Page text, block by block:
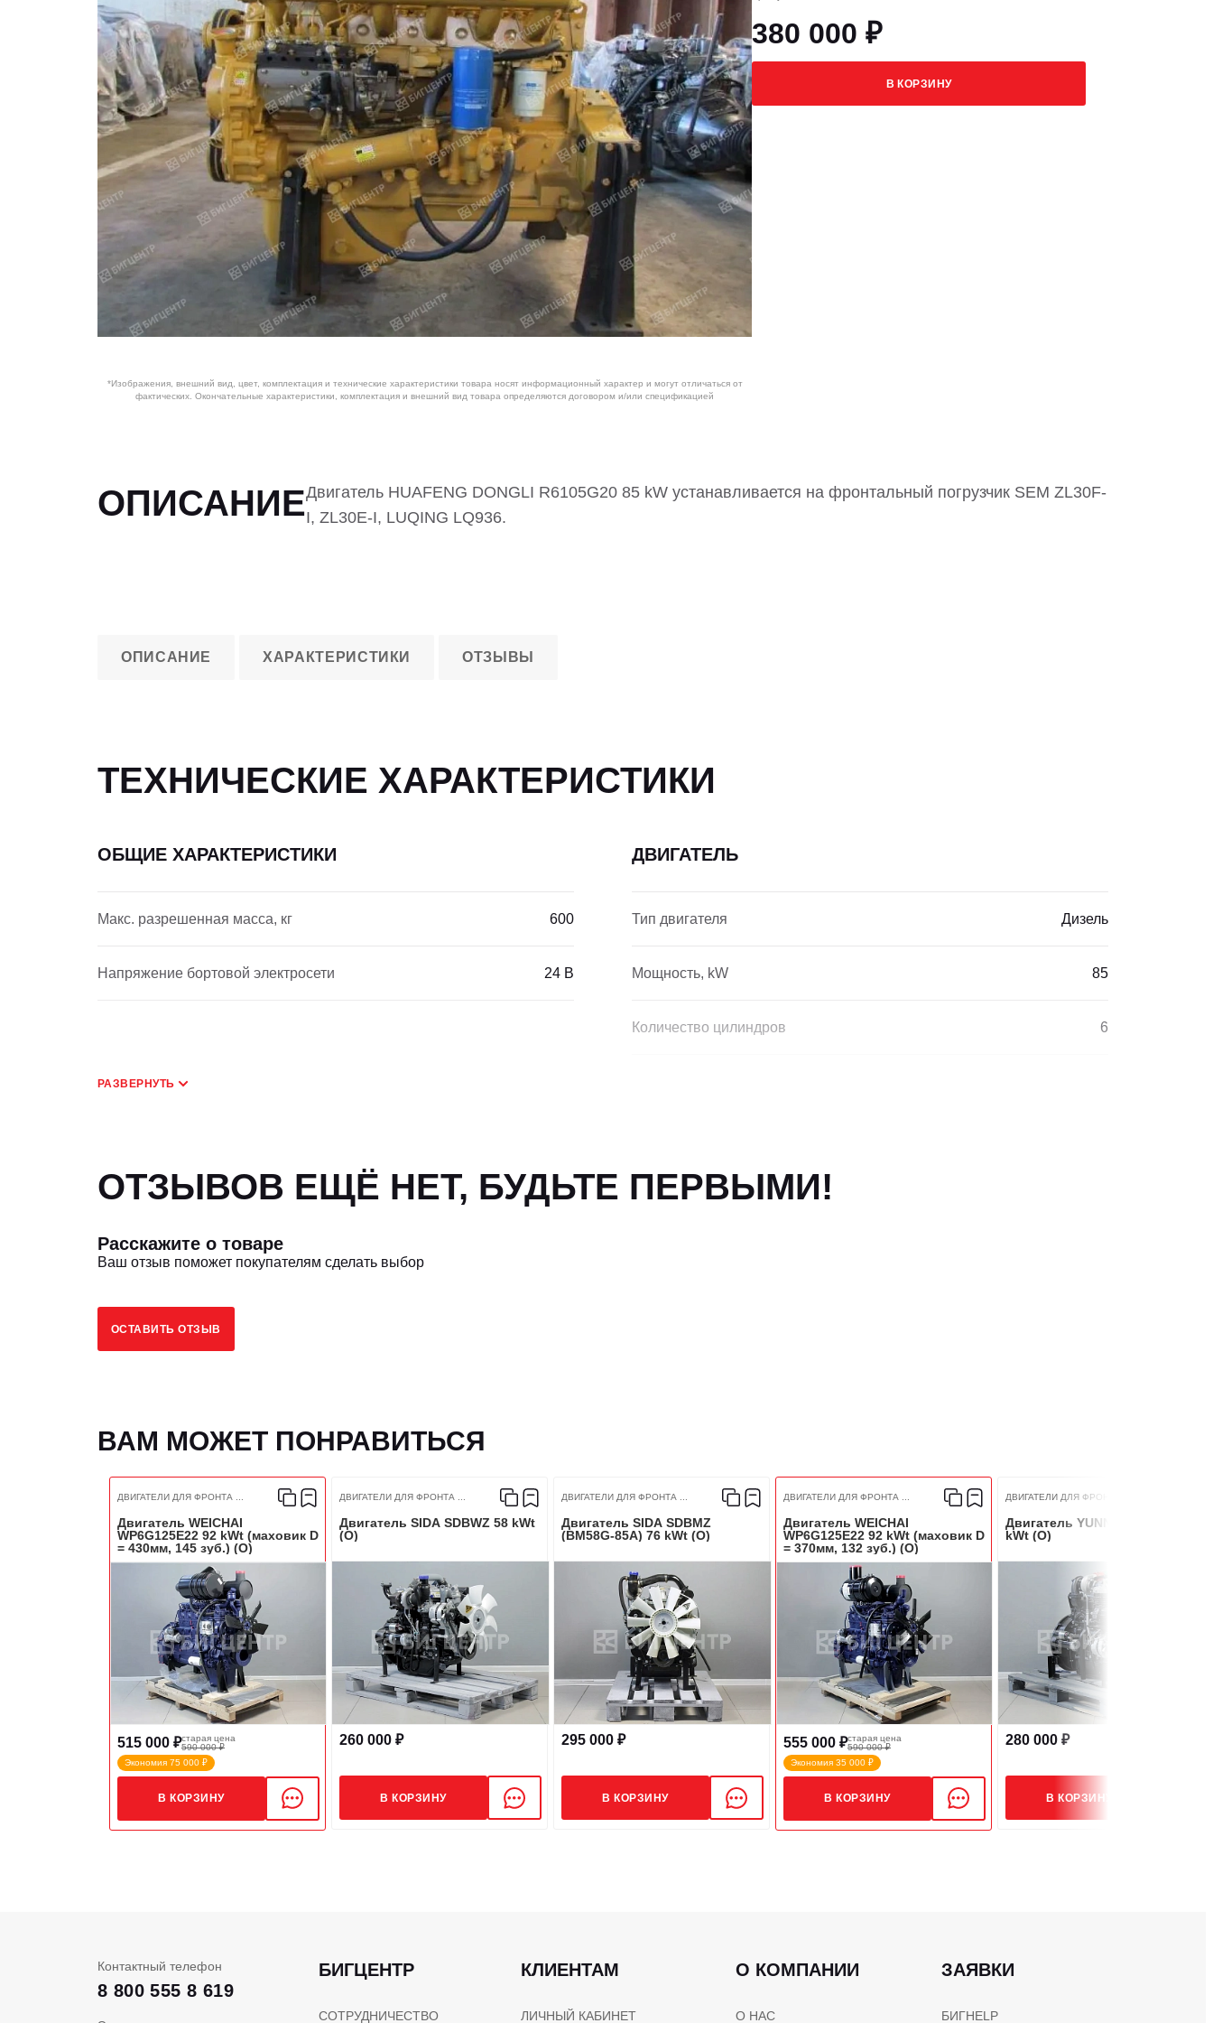
ОБОРУДОВАНИЕ
ЭЛЕКТРОСТАНЦИИ
ШИНЫ
ДВИГАТЕЛИ
КАБИНЫ
ЗАПЧАСТИ
ФИЛЬТРЫ
ГСМ
*Изображения, внешний вид, цвет, комплектация и технические характеристики товара носят информационный характер и могут отличаться от
фактических. Окончательные характеристики, комплектация и внешний вид товара определяются договором и/или спецификацией
380 000 ₽
В КОРЗИНУ
ОПИСАНИЕДвигатель HUAFENG DONGLI R6105G20 85 kW устанавливается на фронтальный погрузчик SEM ZL30F-
I, ZL30E-I, LUQING LQ936.
ОПИСАНИЕ ХАРАКТЕРИСТИКИ ОТЗЫВЫ
ТЕХНИЧЕСКИЕ ХАРАКТЕРИСТИКИ
ОБЩИЕ ХАРАКТЕРИСТИКИ
Макс. разрешенная масса, кг 600
Напряжение бортовой электросети 24 В
ДВИГАТЕЛЬ
Тип двигателя Дизель
Мощность, kW 85
Количество цилиндров 6
РАЗВЕРНУТЬ
ОТЗЫВОВ ЕЩЁ НЕТ, БУДЬТЕ ПЕРВЫМИ!
Расскажите о товаре
Ваш отзыв поможет покупателям сделать выбор
ОСТАВИТЬ ОТЗЫВ
ВАМ МОЖЕТ ПОНРАВИТЬСЯ
ДВИГАТЕЛИ ДЛЯ ФРОНТА ...
Двигатель WEICHAI
WP6G125E22 92 kWt (маховик D
= 430мм, 145 зуб.) (O)
515 000 ₽старая цена
590 000 ₽
Экономия 75 000 ₽
В КОРЗИНУ
ДВИГАТЕЛИ ДЛЯ ФРОНТА ...
Двигатель SIDA SDBWZ 58 kWt
(O)
260 000 ₽
В КОРЗИНУ
ДВИГАТЕЛИ ДЛЯ ФРОНТА ...
Двигатель SIDA SDBMZ
(BM58G-85A) 76 kWt (O)
295 000 ₽
В КОРЗИНУ
ДВИГАТЕЛИ ДЛЯ ФРОНТА ...
Двигатель WEICHAI
WP6G125E22 92 kWt (маховик D
= 370мм, 132 зуб.) (O)
555 000 ₽старая цена
590 000 ₽
Экономия 35 000 ₽
В КОРЗИНУ
ДВИГАТЕЛИ ДЛЯ ФРОНТА ...
Двигатель YUNNEI YN27GBZ 58
kWt (O)
280 000 ₽
В КОРЗИНУ
Контактный телефон
8 800 555 8 619
БИГЦЕНТР
СОТРУДНИЧЕСТВО
КЛИЕНТАМ
ЛИЧНЫЙ КАБИНЕТ
О КОМПАНИИ
О НАС
ЗАЯВКИ
БИГHELP